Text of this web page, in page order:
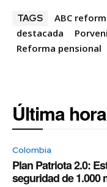
TAGS ABC
destacada
Reforma pensional
Última hora
Colombia
Plan Patriota 2.0:
seguridad de 1.000